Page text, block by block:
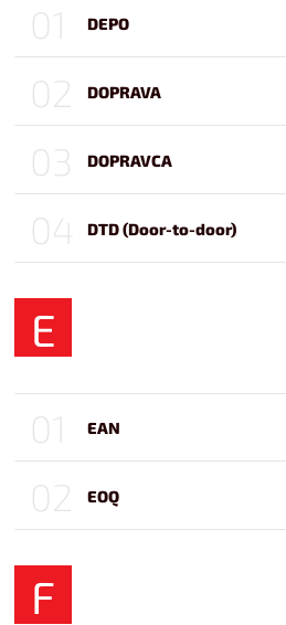
01 DEPO
02 DOPRAVA
03 DOPRAVCA
04 DTD (Door-to-door)
E
01 EAN
02 EOQ
F